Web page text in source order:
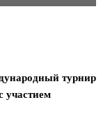
турнир
участием